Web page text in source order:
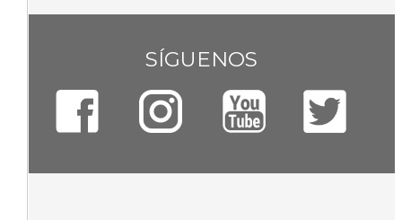
SÍGUENOS